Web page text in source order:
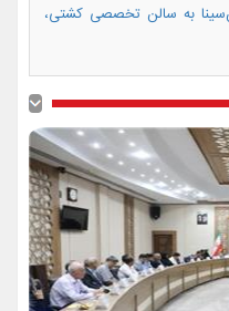
به سالن تخصصی کشتی،